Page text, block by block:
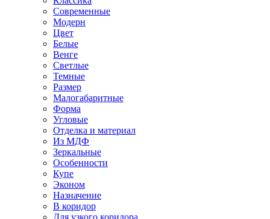
Современные
Модерн
Цвет
Белые
Венге
Светлые
Темные
Размер
Малогабаритные
Форма
Угловые
Отделка и материал
Из МДФ
Зеркальные
Особенности
Купе
Эконом
Назначение
В коридор
Для узкого коридора